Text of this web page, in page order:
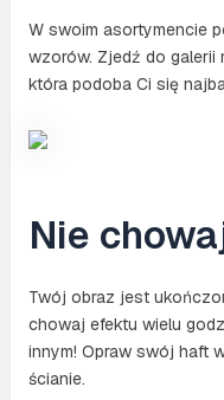
W swoim asortymencie
wzorów. Zjedź do galerii
która podoba Ci się
Nie
Twój obraz jest
chowaj efektu wielu
innym! Opraw swój haft
ścianie.